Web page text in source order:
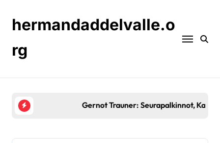
contenthermandaddelvalle.o
rg
Gernot Trauner: Seurapalkinnot, Kansainväliset